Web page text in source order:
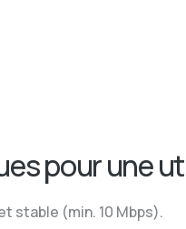
pour une
stable (min. 10 Mbps).